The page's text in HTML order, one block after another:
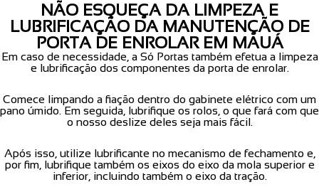
NÃO ESQUEÇA DA LIMPEZA E
LUBRIFICAÇÃO DA MANUTENÇÃO DE
PORTA DE ENROLAR EM MAUÁ
Em caso de necessidade, a Só Portas também efetua a limpeza
e lubrificação dos componentes da porta de enrolar.
Comece limpando a fiação dentro do gabinete elétrico com um
pano úmido. Em seguida, lubrifique os rolos, o que fará com que
o nosso deslize deles seja mais fácil.
Após isso, utilize lubrificante no mecanismo de fechamento e,
por fim, lubrifique também os eixos do eixo da mola superior e
inferior, incluindo também o eixo da tração.